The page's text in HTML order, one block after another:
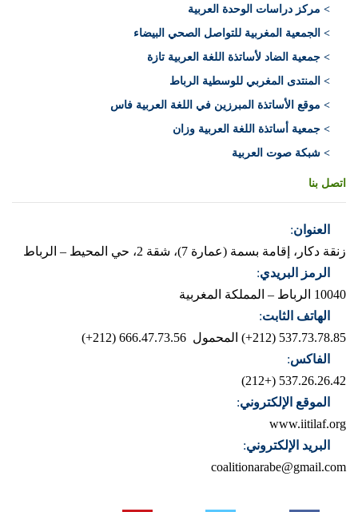
> مركز دراسات الوحدة العربية
> الجمعية المغربية للتواصل الصحي البيضاء
> جمعية الضاد لأساتذة اللغة العربية تازة
> المنتدى المغربي للوسطية الرباط
> موقع الأساتذة المبرزين في اللغة العربية فاس
> جمعية أساتذة اللغة العربية وزان
> شبكة صوت العربية
اتصل بنا
العنوان:
زنقة دكار، إقامة بسمة (عمارة 7)، شقة 2، حي المحيط – الرباط
الرمز البريدي:
10040 الرباط – المملكة المغربية
الهاتف الثابت:
537.73.78.85 (212+)
المحمول 666.47.73.56 (212+)
الفاكس:
537.26.26.42 (+212)
الموقع الإلكتروني:
www.iitilaf.org
البريد الإلكتروني:
coalitionarabe@gmail.com